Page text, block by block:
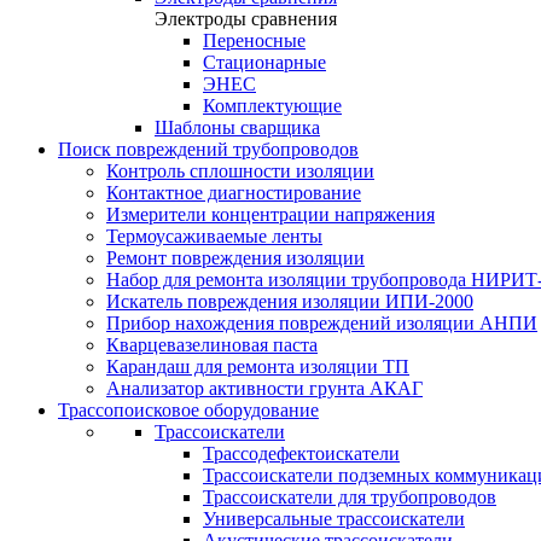
Электроды сравнения
Переносные
Стационарные
ЭНЕС
Комплектующие
Шаблоны сварщика
Поиск повреждений трубопроводов
Контроль сплошности изоляции
Контактное диагностирование
Измерители концентрации напряжения
Термоусаживаемые ленты
Ремонт повреждения изоляции
Набор для ремонта изоляции трубопровода
Искатель повреждения изоляции ИПИ-2000
Прибор нахождения повреждений изоляции АНПИ
Кварцевазелиновая паста
Карандаш для ремонта изоляции ТП
Анализатор активности грунта АКАГ
Трассопоисковое оборудование
Трассоискатели
Трассодефектоискатели
Трассоискатели подземных
Трассоискатели для трубопроводов
Универсальные трассоискатели